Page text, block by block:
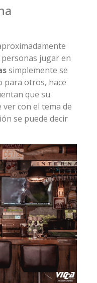
jugar en
simplemente se
para otros, hace
que su
con el tema de
se puede decir